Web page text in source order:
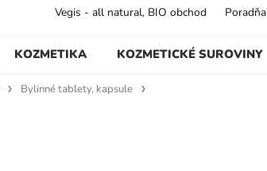
KOZMETIKA KOZMETICKÉ SUROVINY
Vegis - all natural, BIO obchod Poradňa
Bylinné tablety, kapsule